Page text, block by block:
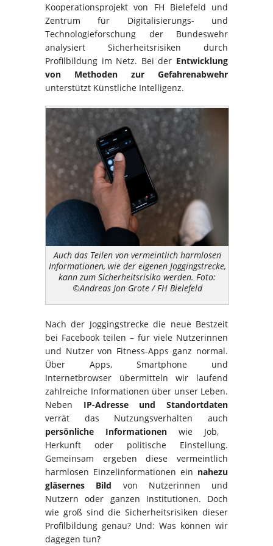
Kooperationsprojekt von FH Bielefeld und
Zentrum für Digitalisierungs- und
Technologieforschung der Bundeswehr
analysiert Sicherheitsrisiken durch
Profilbildung im Netz. Bei der Entwicklung
von Methoden zur Gefahrenabwehr
unterstützt Künstliche Intelligenz.
Auch das Teilen von vermeintlich harmlosen
Informationen, wie der eigenen Joggingstrecke,
kann zum Sicherheitsrisiko werden. Foto:
©Andreas Jon Grote / FH Bielefeld
Nach der Joggingstrecke die neue Bestzeit
bei Facebook teilen – für viele Nutzerinnen
und Nutzer von Fitness-Apps ganz normal.
Über Apps, Smartphone und
Internetbrowser übermitteln wir laufend
zahlreiche Informationen über unser Leben.
Neben IP-Adresse und Standortdaten
verrät das Nutzungsverhalten auch
persönliche Informationen wie Job,
Herkunft oder politische Einstellung.
Gemeinsam ergeben diese vermeintlich
harmlosen Einzelinformationen ein nahezu
gläsernes Bild von Nutzerinnen und
Nutzern oder ganzen Institutionen. Doch
wie groß sind die Sicherheitsrisiken dieser
Profilbildung genau? Und: Was können wir
dagegen tun?